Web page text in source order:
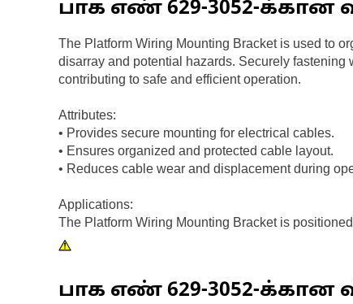
பாக எண் 629-3052-க்கான
The Platform Wiring Mounting Bracket is used to
disarray and potential hazards. Securely
contributing to safe and efficient operation.
Attributes:
• Provides secure mounting for electrical cables.
• Ensures organized and protected cable layout.
• Reduces cable wear and displacement during
Applications:
The Platform Wiring Mounting Bracket is
பாக எண் 629-3052-க்கான